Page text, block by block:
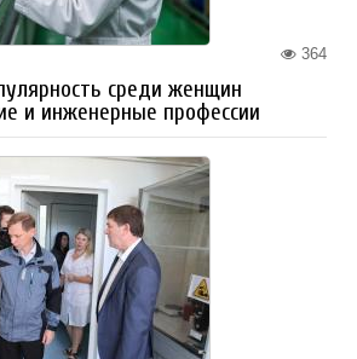
364
среди женщин
и инженерные профессии